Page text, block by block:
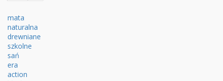
mata
naturalna
drewniane
szkolne
sań
era
action